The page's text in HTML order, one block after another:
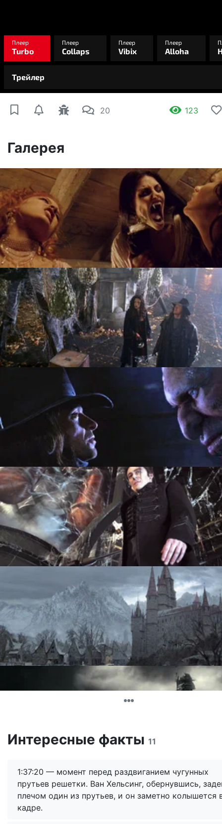
20 123
Галерея
Интересные факты 11
1:37:20 — момент перед раздвиганием чугунных
прутьев решетки. Ван Хельсинг, обернувшись,
плечом один из прутьев, и он заметно колышется
кадре.